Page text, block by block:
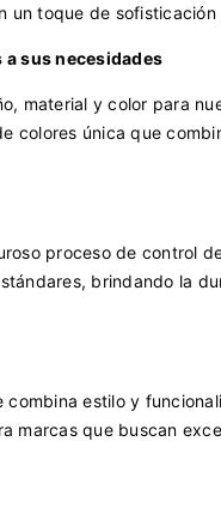
toque de
sus necesidades
material y color para
colores única que
proceso de control
brindando la
estilo y
marcas que buscan